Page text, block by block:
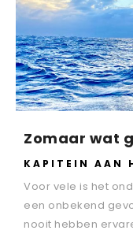
Zomaar wat
KAPITEIN AAN
Voor vele is het
een onbekend
nooit hebben